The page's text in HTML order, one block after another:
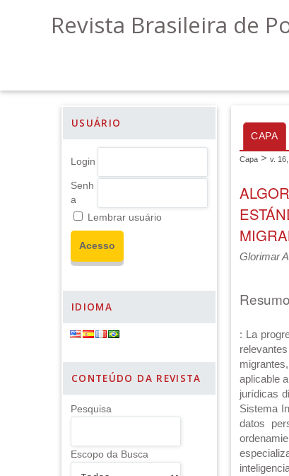
Revista Brasileira de
USUÁRIO
Login
Senh
a
Lembrar usuário
IDIOMA
CONTEÚDO DA REVISTA
Pesquisa
Escopo da Busca
CAPA
Capa > v.
Glorimar
Resumo
: La
aplicable
jurídicas
Sistema
datos